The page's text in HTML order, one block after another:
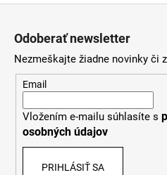
Odoberať newsletter
Nezmeškajte žiadne novinky či
Email
Vložením e-mailu súhlasíte s
osobných údajov
PRIHLÁSIŤ SA